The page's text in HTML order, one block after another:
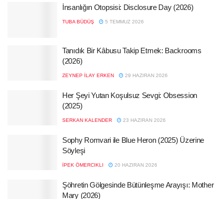
İnsanlığın Otopsisi: Disclosure Day (2026)
TUBA BÜDÜŞ 5 TEMMUZ 2026
Tanıdık Bir Kâbusu Takip Etmek: Backrooms
(2026)
ZEYNEP İLAY ERKEN 29 HAZIRAN 2026
Her Şeyi Yutan Koşulsuz Sevgi: Obsession
(2025)
SERKAN KALENDER 23 HAZIRAN 2026
Sophy Romvari ile Blue Heron (2025) Üzerine
Söyleşi
İPEK ÖMERCIKLI 20 HAZIRAN 2026
Şöhretin Gölgesinde Bütünleşme Arayışı: Mother
Mary (2026)